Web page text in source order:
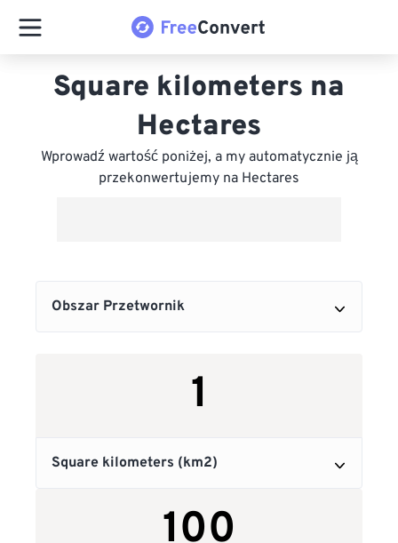
Square kilometers na
Hectares
Wprowadź wartość poniżej, a my automatycznie ją
przekonwertujemy na Hectares